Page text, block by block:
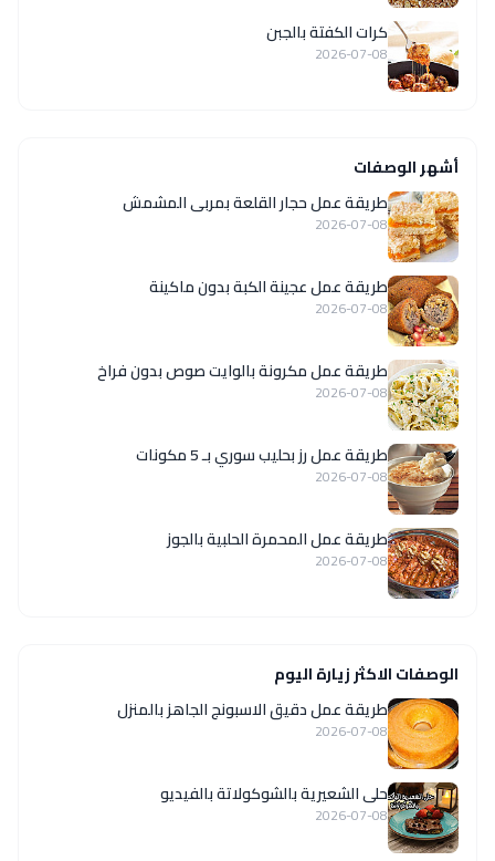
كرات الكفتة بالجبن
2026-07-08
أشهر الوصفات
طريقة عمل حجار القلعة بمربى المشمش
2026-07-08
طريقة عمل عجينة الكبة بدون ماكينة
2026-07-08
طريقة عمل مكرونة بالوايت صوص بدون فراخ
2026-07-08
طريقة عمل رز بحليب سوري بـ 5 مكونات
2026-07-08
طريقة عمل المحمرة الحلبية بالجوز
2026-07-08
الوصفات الاكثر زيارة اليوم
طريقة عمل دقيق الاسبونج الجاهز بالمنزل
2026-07-08
حلى الشعيرية بالشوكولاتة بالفيديو
2026-07-08